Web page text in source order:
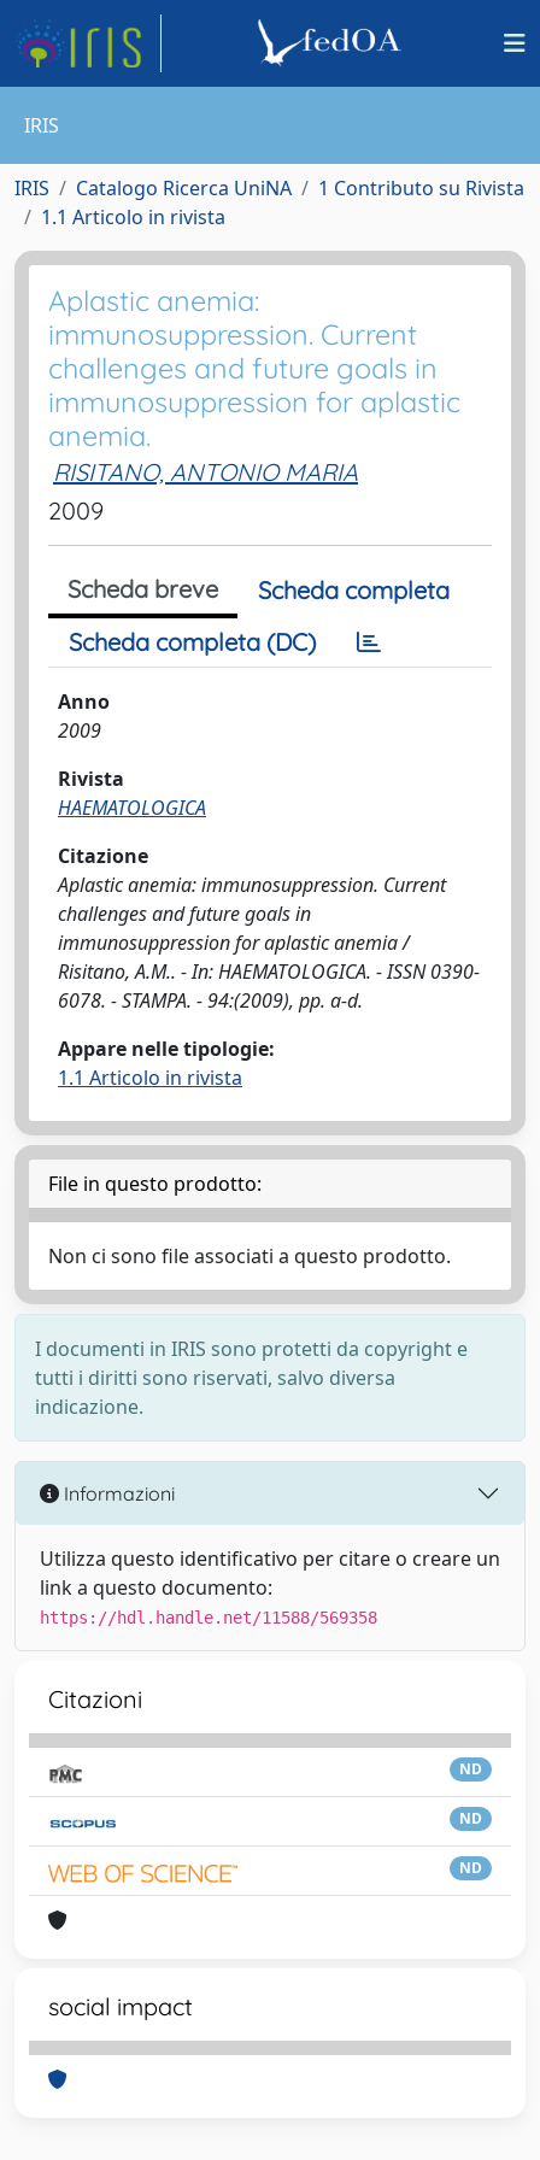
IRIS
IRIS Catalogo Ricerca UniNA
1 Contributo su Rivista
1.1 Articolo in rivista
Aplastic anemia:
immunosuppression. Current
challenges and future goals in
immunosuppression for aplastic
anemia.
RISITANO, ANTONIO MARIA
2009
Scheda breve
Scheda completa
Scheda completa (DC)
Anno
2009
Rivista
HAEMATOLOGICA
Citazione
Aplastic anemia: immunosuppression. Current
challenges and future goals in
immunosuppression for aplastic anemia /
Risitano, A.M.. - In: HAEMATOLOGICA. - ISSN 0390-
6078. - STAMPA. - 94:(2009), pp. a-d.
Appare nelle tipologie:
1.1 Articolo in rivista
File in questo prodotto:
Non ci sono file associati a questo prodotto.
I documenti in IRIS sono protetti da copyright e
tutti i diritti sono riservati, salvo diversa
indicazione.
Informazioni
Utilizza questo identificativo per citare o creare un
link a questo documento:
https://hdl.handle.net/11588/569358
Citazioni
ND
ND
ND
social impact